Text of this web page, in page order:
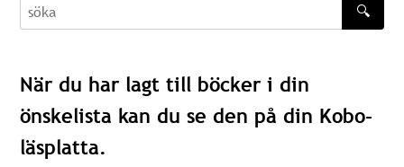
söka
🔍
När du har lagt till böcker i din
önskelista kan du se den på din Kobo-
läsplatta.